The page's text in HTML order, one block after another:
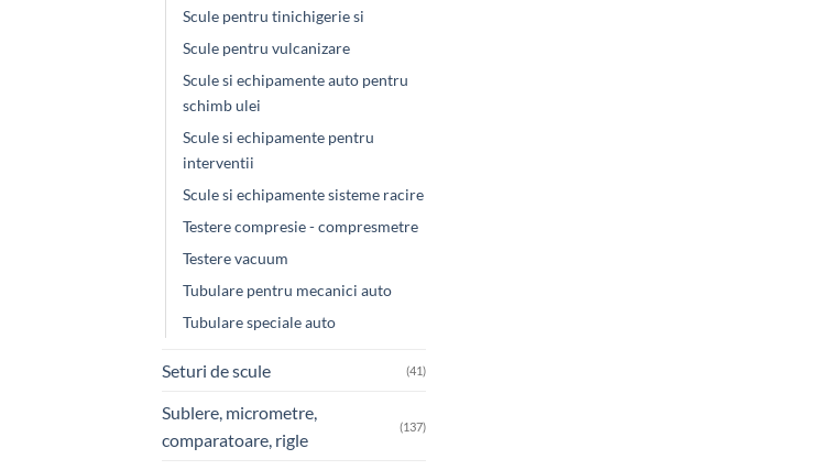
Scule pentru tinichigerie si
Scule pentru vulcanizare
Scule si echipamente auto pentru
schimb ulei
Scule si echipamente pentru
interventii
Scule si echipamente sisteme racire
Testere compresie - compresmetre
Testere vacuum
Tubulare pentru mecanici auto
Tubulare speciale auto
Seturi de scule (41)
Sublere, micrometre,
comparatoare, rigle
(137)